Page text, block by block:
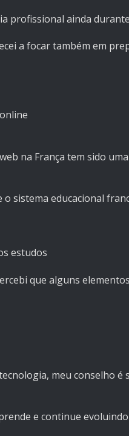
profissional ainda
a focar também em
na França tem sido
sistema educacional
estudos
que alguns
meu conselho é
e continue evoluindo